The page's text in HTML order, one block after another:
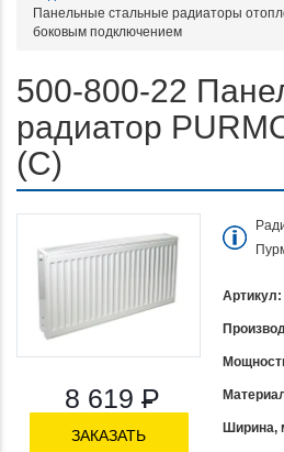
Панельные стальные радиаторы
боковым подключением
500-800-22
радиатор
(С)
8 619 Р
ЗАКАЗАТЬ
Артикул:
Ширина,